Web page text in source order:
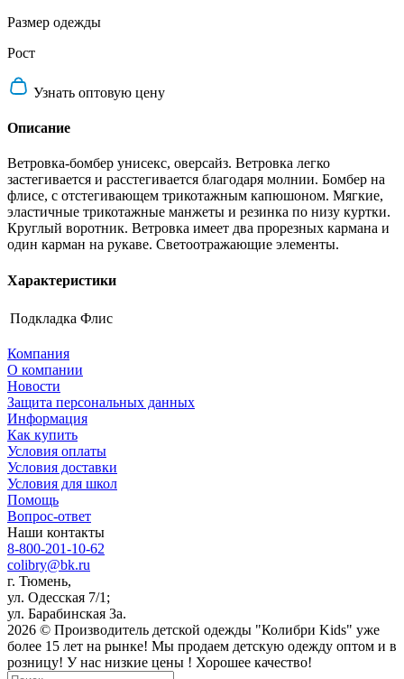
Размер одежды
Рост
Узнать оптовую цену
Описание
Ветровка-бомбер унисекс, оверсайз. Ветровка легко
застегивается и расстегивается благодаря молнии. Бомбер на
флисе, с отстегивающем трикотажным капюшоном. Мягкие,
эластичные трикотажные манжеты и резинка по низу куртки.
Круглый воротник. Ветровка имеет два прорезных кармана и
один карман на рукаве. Светоотражающие элементы.
Характеристики
Подкладка Флис
Компания
О компании
Новости
Защита персональных данных
Информация
Как купить
Условия оплаты
Условия доставки
Условия для школ
Помощь
Вопрос-ответ
Наши контакты
8-800-201-10-62
colibry@bk.ru
г. Тюмень,
ул. Одесская 7/1;
ул. Барабинская 3а.
2026 © Производитель детской одежды "Колибри Kids" уже
более 15 лет на рынке! Мы продаем детскую одежду оптом и в
розницу! У нас низкие цены ! Хорошее качество!